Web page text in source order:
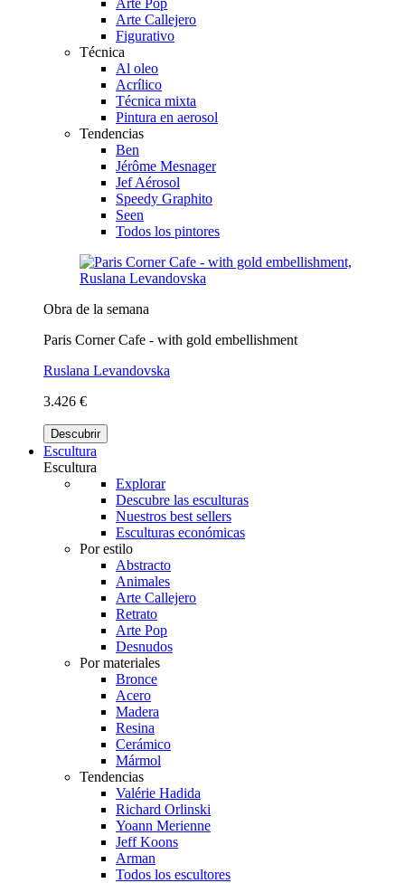
Arte Callejero
Figurativo
Técnica
Al oleo
Acrílico
Técnica mixta
Pintura en aerosol
Tendencias
Ben
Jérôme Mesnager
Jef Aérosol
Speedy Graphito
Seen
Todos los pintores
Obra de la semana
Paris Corner Cafe - with gold embellishment
Ruslana Levandovska
3.426 €
Descubrir
Escultura
Escultura
Explorar
Descubre las esculturas
Nuestros best sellers
Esculturas económicas
Por estilo
Abstracto
Animales
Arte Callejero
Retrato
Arte Pop
Desnudos
Por materiales
Bronce
Acero
Madera
Resina
Cerámico
Mármol
Tendencias
Valérie Hadida
Richard Orlinski
Yoann Merienne
Jeff Koons
Arman
Todos los escultores